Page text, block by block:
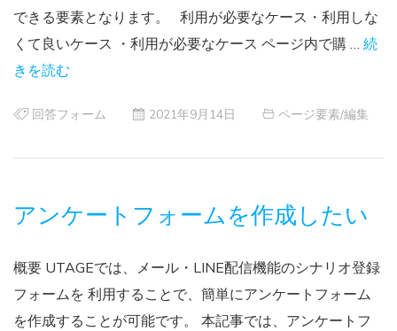
できる要素となります。 利用が必要なケース・利用しな
くて良いケース ・利用が必要なケース ページ内で購 … 続
きを読む
回答フォーム 2021年9月14日 ページ要素/編集
アンケートフォームを作成したい
概要 UTAGEでは、メール・LINE配信機能のシナリオ登録
フォームを 利用することで、簡単にアンケートフォーム
を作成することが可能です。 本記事では、アンケートフ